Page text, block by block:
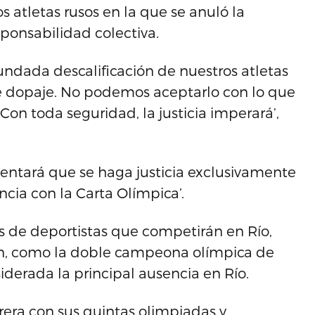
atletas rusos en la que se anuló la
colectiva.
descalificación de nuestros atletas
No podemos aceptarlo con lo que
toda seguridad, la justicia imperará’,
que se haga justicia exclusivamente
con la Carta Olímpica’.
de deportistas que competirán en Río,
como la doble campeona olímpica de
la principal ausencia en Río.
con sus quintas olimpiadas y,